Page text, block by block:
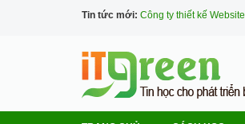
Tin tức mới: Công ty thiết kế Website